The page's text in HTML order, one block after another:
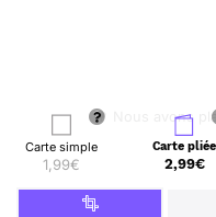
Carte simple
1,99€
Carte pliée
2,99€
🌳 Nous avons
©